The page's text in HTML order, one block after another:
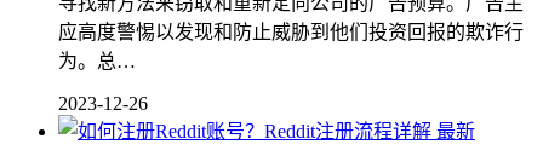
应高度警惕以发现和防止威胁到他们投资回报的欺诈行
为。总…
2023-12-26
最新